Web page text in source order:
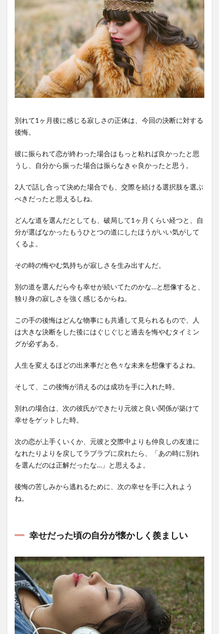
別れて1ヶ月後に感じる寂しさの正体は、今回の決断に対する
後悔。
彼に振られて恋が終わった場合はもっと粘れば良かったと思
うし、自分から振った場合は振らなきゃ良かったと思う。
2人で話し合って決めた場合でも、交際を続ける選択肢を選ぶ
べきだったと思えるしね。
どんな道を選んだとしても、破局して1ヶ月くらい経つと、自
分が選ばなかったもうひとつの道にしたほうがいい気がして
くるよ。
その時の悔やむ気持ちが寂しさを生み出すんだ。
別の道を選んだら今も幸せが続いてたのかな…と想像すると、
独り身の寂しさを強く感じるからね。
この手の後悔はどんな物事にも共通して見られるもので、人
は大きな決断をした後にはぐじぐじと過去を悔やむタイミン
グが必ずある。
人生を変えるほどの出来事だと色々な未来を想像するよね。
そして、この後悔が消えるのは成功を手に入れた時。
別れの場合は、次の彼氏ができたり元彼と良い関係が築けて
幸せをゲットした時。
次の恋が上手くいくか、元彼と交際中よりも仲良しの友達に
なれたりよりを戻してラブラブに戻れたら、「あの時に別れ
を選んだのは正解だったな…」と思えるよ。
後悔の苦しみから逃れるために、次の幸せを手に入れよう
ね。
幸せだった頃の自分が懐かしく羨ましい